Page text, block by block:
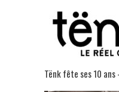
Tënk fête ses 10